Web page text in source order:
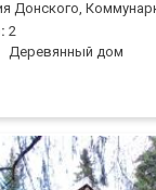
Донского,
2
Деревянный дом